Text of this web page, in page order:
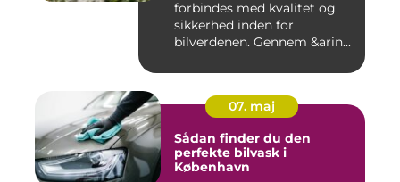
forbindes med kvalitet og
sikkerhed inden for
bilverdenen. Gennem &arin...
07. maj
Sådan finder du den
perfekte bilvask i
København